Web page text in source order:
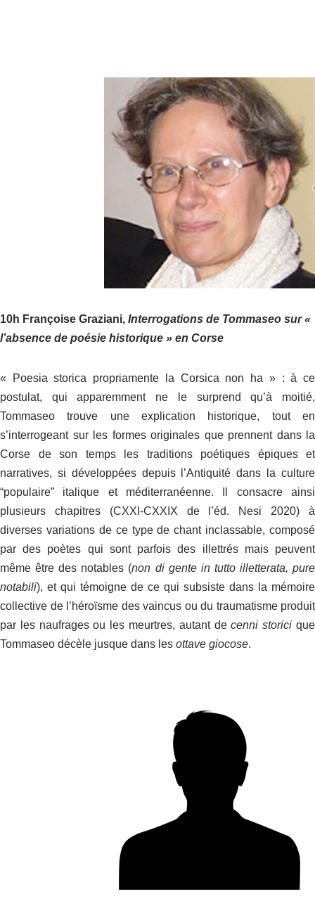
10h Françoise Graziani, Interrogations de Tommaseo sur «
l’absence de poésie historique » en Corse
« Poesia storica propriamente la Corsica non ha » : à ce
postulat, qui apparemment ne le surprend qu’à moitié,
Tommaseo trouve une explication historique, tout en
s’interrogeant sur les formes originales que prennent dans la
Corse de son temps les traditions poétiques épiques et
narratives, si développées depuis l’Antiquité dans la culture
“populaire” italique et méditerranéenne. Il consacre ainsi
plusieurs chapitres (CXXI-CXXIX de l’éd. Nesi 2020) à
diverses variations de ce type de chant inclassable, composé
par des poètes qui sont parfois des illettrés mais peuvent
même être des notables (non di gente in tutto illetterata, pure
notabili), et qui témoigne de ce qui subsiste dans la mémoire
collective de l’héroïsme des vaincus ou du traumatisme produit
par les naufrages ou les meurtres, autant decenni storici que
Tommaseo décèle jusque dans les ottave giocose.